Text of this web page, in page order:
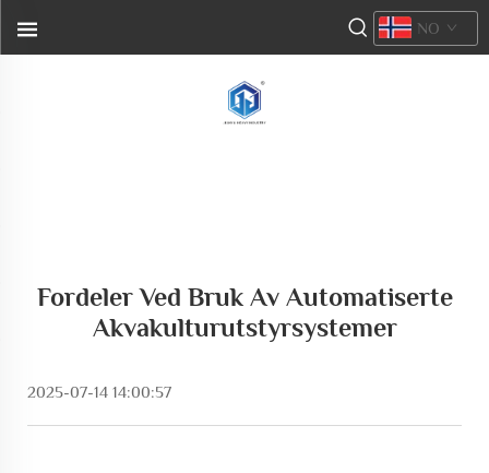
NO
Fordeler Ved Bruk Av Automatiserte
Akvakulturutstyrsystemer
2025-07-14 14:00:57